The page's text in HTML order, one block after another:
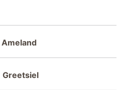
Ameland
Greetsiel